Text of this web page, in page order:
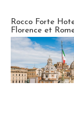
Rocco Forte
Florence et